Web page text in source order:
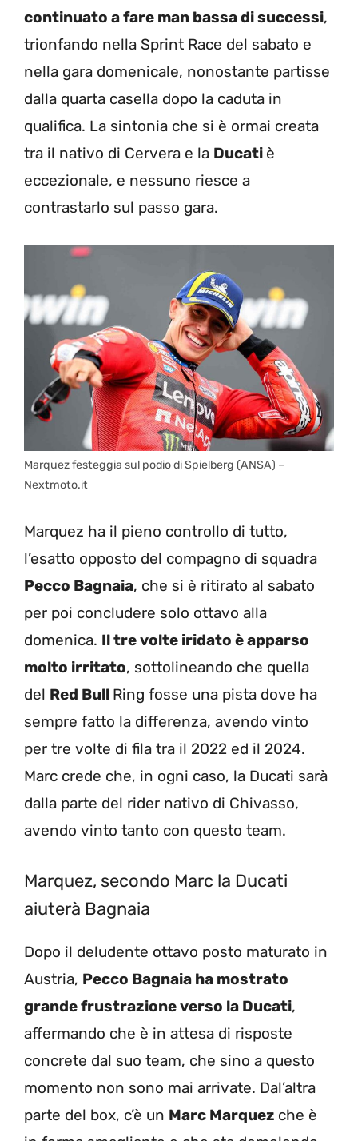
continuato a fare man bassa di successi,
trionfando nella Sprint Race del sabato e
nella gara domenicale, nonostante partisse
dalla quarta casella dopo la caduta in
qualifica. La sintonia che si è ormai creata
tra il nativo di Cervera e la Ducati è
eccezionale, e nessuno riesce a
contrastarlo sul passo gara.
Marquez festeggia sul podio di Spielberg (ANSA) –
Nextmoto.it
Marquez ha il pieno controllo di tutto,
l’esatto opposto del compagno di squadra
Pecco Bagnaia, che si è ritirato al sabato
per poi concludere solo ottavo alla
domenica. Il tre volte iridato è apparso
molto irritato, sottolineando che quella
del Red Bull Ring fosse una pista dove ha
sempre fatto la differenza, avendo vinto
per tre volte di fila tra il 2022 ed il 2024.
Marc crede che, in ogni caso, la Ducati sarà
dalla parte del rider nativo di Chivasso,
avendo vinto tanto con questo team.
Marquez, secondo Marc la Ducati
aiuterà Bagnaia
Dopo il deludente ottavo posto maturato in
Austria, Pecco Bagnaia ha mostrato
grande frustrazione verso la Ducati,
affermando che è in attesa di risposte
concrete dal suo team, che sino a questo
momento non sono mai arrivate. Dal’altra
parte del box, c’è un Marc Marquez che è